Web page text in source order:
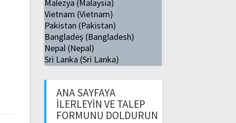
Malezya (Malaysia)
Vietnam (Vietnam)
Pakistan (Pakistan)
Bangladeş (Bangladesh)
Nepal (Nepal)
Sri Lanka (Sri Lanka)
ANA SAYFAYA
İLERLEYIN VE TALEP
FORMUNU DOLDURUN